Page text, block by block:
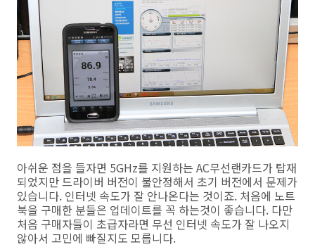
아쉬운 점을 들자면 5GHz를 지원하는 AC무선랜카드가 탑재
되었지만 드라이버 버전이 불안정해서 초기 버전에서 문제가
있습니다. 인터넷 속도가 잘 안나온다는 것이죠. 처음에 노트
북을 구매한 분들은 업데이트를 꼭 하는것이 좋습니다. 다만
처음 구매자들이 초급자라면 무선 인터넷 속도가 잘 나오지
않아서 고민에 빠질지도 모릅니다.